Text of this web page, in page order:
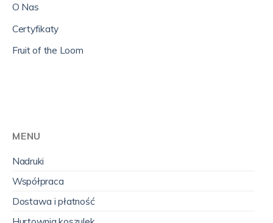
O Nas
Certyfikaty
Fruit of the Loom
MENU
Nadruki
Współpraca
Dostawa i płatność